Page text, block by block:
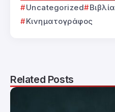
Uncategorized Βιβλία
Κινηματογράφος
Related Posts